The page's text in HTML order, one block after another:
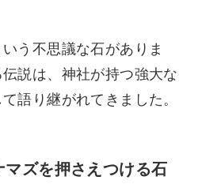
う不思議な石がありま
説は、神社が持つ強大な
語り継がれてきました。
ズを押さえつける石